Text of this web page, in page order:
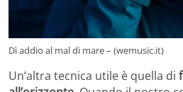
Dì addio al mal di mare – (wemusic.it)
Un’altra tecnica utile è quella di